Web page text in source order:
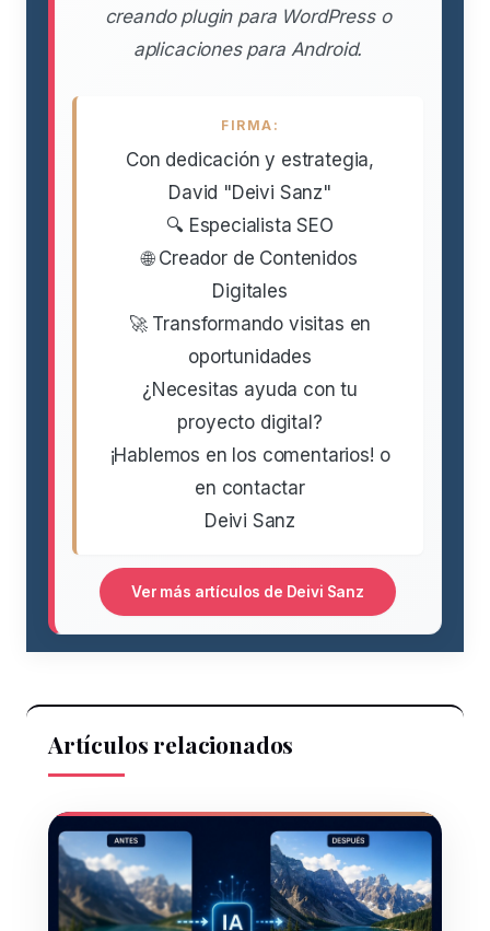
creando plugin para WordPress o
aplicaciones para Android.
FIRMA:
Con dedicación y estrategia,
David "Deivi Sanz"
🔍 Especialista SEO
🌐 Creador de Contenidos
Digitales
🚀 Transformando visitas en
oportunidades
¿Necesitas ayuda con tu
proyecto digital?
¡Hablemos en los comentarios! o
en contactar
Deivi Sanz
Ver más artículos de Deivi Sanz
Artículos relacionados